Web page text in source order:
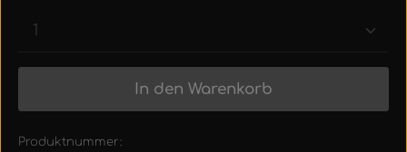
Produkt Anzahl: Gib den gewünschten Wert
In den Warenkorb
Produktnummer: